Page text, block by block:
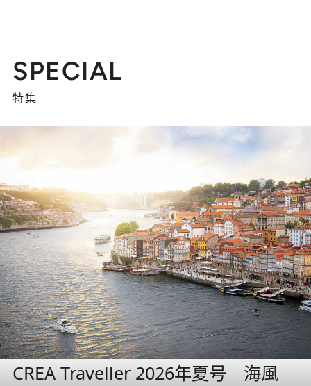
SPECIAL
特集
CREA Traveller 2026年夏号 海風